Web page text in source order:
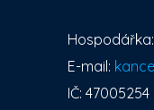
Hospodářka:
E-mail:
IČ: 47005254